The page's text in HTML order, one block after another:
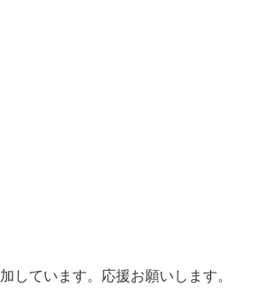
しています。応援お願いします。